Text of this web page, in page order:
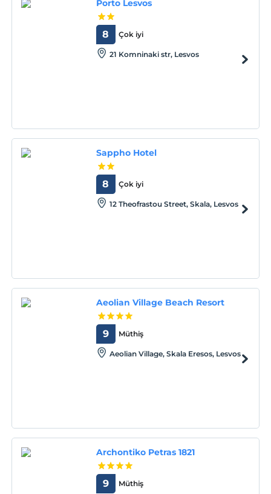
Porto Lesvos
Çok iyi
8
21 Komninaki str, Lesvos
Sappho Hotel
Çok iyi
8
12 Theofrastou Street, Skala, Lesvos
Aeolian Village Beach Resort
Müthiş
9
Aeolian Village, Skala Eresos, Lesvos
Archontiko Petras 1821
Müthiş
9